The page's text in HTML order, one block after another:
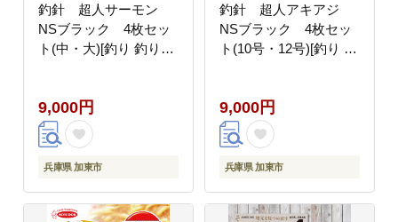
釣針 超人サーモン
NSブラック 4枚セッ
ト(中・大)[釣り 釣り針
9,000円
兵庫県 加東市
釣針 超人アキアジ
NSブラック 4枚セッ
ト(10号・12号)[釣り 釣
9,000円
兵庫県 加東市